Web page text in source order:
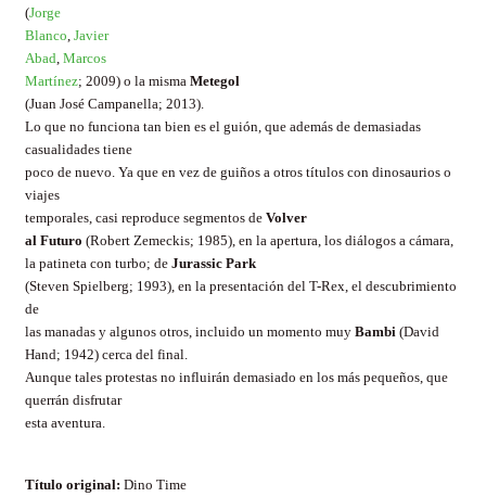
(Jorge
Blanco, Javier
Abad, Marcos
Martínez; 2009) o la misma Metegol
(Juan José Campanella; 2013).
Lo que no funciona tan bien es el guión, que además de demasiadas
casualidades tiene
poco de nuevo. Ya que en vez de guiños a otros títulos con dinosaurios o
viajes
temporales, casi reproduce segmentos de Volver
al Futuro (Robert Zemeckis; 1985), en la apertura, los diálogos a cámara,
la patineta con turbo; de Jurassic Park
(Steven Spielberg; 1993), en la presentación del T-Rex, el descubrimiento
de
las manadas y algunos otros, incluido un momento muy Bambi (David
Hand; 1942) cerca del final.
Aunque tales protestas no influirán demasiado en los más pequeños, que
querrán disfrutar
esta aventura.
Título original: Dino Time